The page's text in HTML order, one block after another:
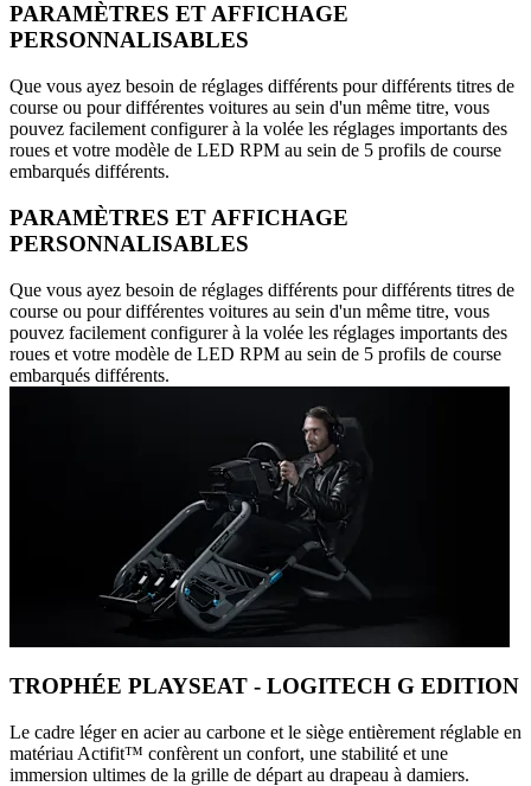
PARAMÈTRES ET AFFICHAGE
PERSONNALISABLES
Que vous ayez besoin de réglages différents pour différents titres de
course ou pour différentes voitures au sein d'un même titre, vous
pouvez facilement configurer à la volée les réglages importants des
roues et votre modèle de LED RPM au sein de 5 profils de course
embarqués différents.
PARAMÈTRES ET AFFICHAGE
PERSONNALISABLES
Que vous ayez besoin de réglages différents pour différents titres de
course ou pour différentes voitures au sein d'un même titre, vous
pouvez facilement configurer à la volée les réglages importants des
roues et votre modèle de LED RPM au sein de 5 profils de course
embarqués différents.
TROPHÉE PLAYSEAT - LOGITECH G EDITION
Le cadre léger en acier au carbone et le siège entièrement réglable en
matériau Actifit™️ confèrent un confort, une stabilité et une
immersion ultimes de la grille de départ au drapeau à damiers.